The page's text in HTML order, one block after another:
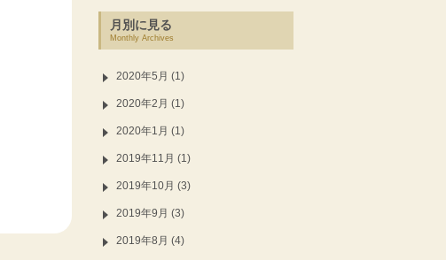
月別に見る
Monthly Archives
2020年5月 (1)
2020年2月 (1)
2020年1月 (1)
2019年11月 (1)
2019年10月 (3)
2019年9月 (3)
2019年8月 (4)